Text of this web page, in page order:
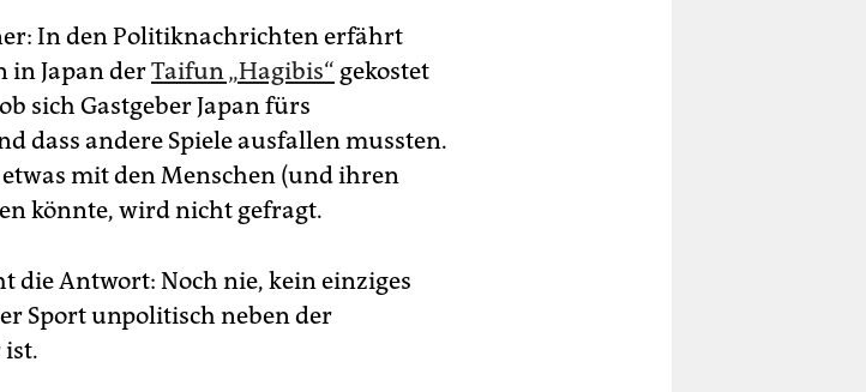
In den Politiknachrichten erfährt
in Japan derTaifun „Hagibis“ gekostet
sich Gastgeber Japan fürs
dass andere Spiele ausfallen mussten.
mit den Menschen (und ihren
könnte, wird nicht gefragt.
die Antwort: Noch nie, kein einziges
Sport unpolitisch neben der
ist.